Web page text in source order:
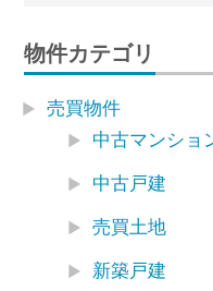
物件カテゴリ
売買物件
中古マンショ
中古戸建
売買土地
新築戸建